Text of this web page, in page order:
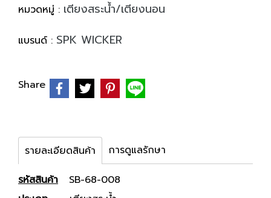
หมวดหมู่ : เตียงสระน้ำ/เตียงนอน
แบรนด์ : SPK WICKER
Share
รายละเอียดสินค้า การดูแลรักษา
รหัสสินค้า SB-68-008